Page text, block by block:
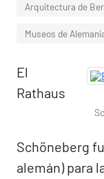
Arquitectura de
Museos de
El
Rathaus
Schöneberg
alemán) para